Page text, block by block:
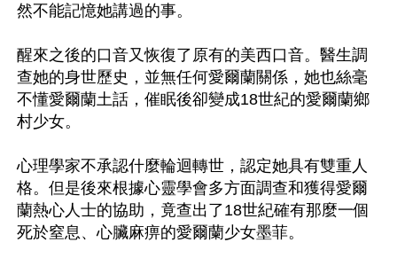
然不能記憶她講過的事。
醒來之後的口音又恢復了原有的美西口音。醫生調
查她的身世歷史，並無任何愛爾蘭關係，她也絲毫
不懂愛爾蘭土話，催眠後卻變成18世紀的愛爾蘭鄉
村少女。
心理學家不承認什麼輪迴轉世，認定她具有雙重人
格。但是後來根據心靈學會多方面調查和獲得愛爾
蘭熱心人士的協助，竟查出了18世紀確有那麼一個
死於窒息、心臟麻痹的愛爾蘭少女墨菲。